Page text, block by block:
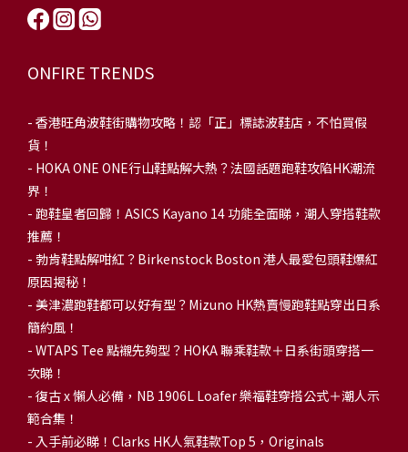
ONFIRE TRENDS
- 香港旺角波鞋街購物攻略！認「正」標誌波鞋店，不怕買假
貨！
- HOKA ONE ONE行山鞋點解大熱？法國話題跑鞋攻陷HK潮流
界！
- 跑鞋皇者回歸！ASICS Kayano 14 功能全面睇，潮人穿搭鞋款
推薦！
- 勃肯鞋點解咁紅？Birkenstock Boston 港人最愛包頭鞋爆紅
原因揭秘！
- 美津濃跑鞋都可以好有型？Mizuno HK熱賣慢跑鞋點穿出日系
簡約風！
- WTAPS Tee 點襯先夠型？HOKA 聯乘鞋款＋日系街頭穿搭一
次睇！
- 復古 x 懶人必備，NB 1906L Loafer 樂福鞋穿搭公式＋潮人示
範合集！
- 入手前必睇！Clarks HK人氣鞋款Top 5，Originals